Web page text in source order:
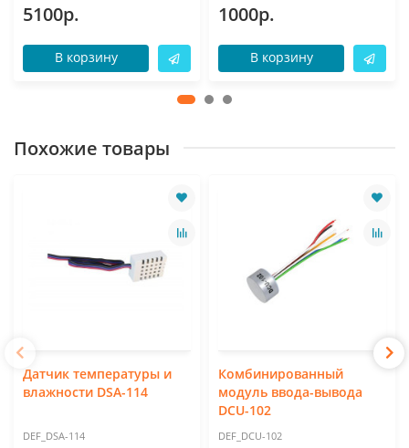
5100р.
В корзину
1000р.
В корзину
Похожие товары
Датчик температуры и
влажности DSA-114
DEF_DSA-114
Комбинированный
модуль ввода-вывода
DCU-102
DEF_DCU-102